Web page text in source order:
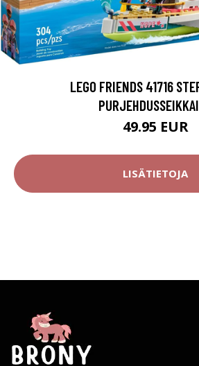
LEGO FRIENDS 41716
49.95 EUR
LISÄTIETOJA